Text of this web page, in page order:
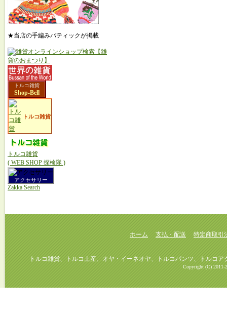
★当店の手編みパティックが掲載
トルコ雑貨
Shop-Bell
トルコ雑貨
トルコ雑貨
( WEB SHOP 探検隊 )
アクセサリー
Zakka Search
ホーム 支払・配送 特定商取引
トルコ雑貨、トルコ土産、オヤ・イーネオヤ、トルコパンツ、トルコアク
Copyright (C) 2011-